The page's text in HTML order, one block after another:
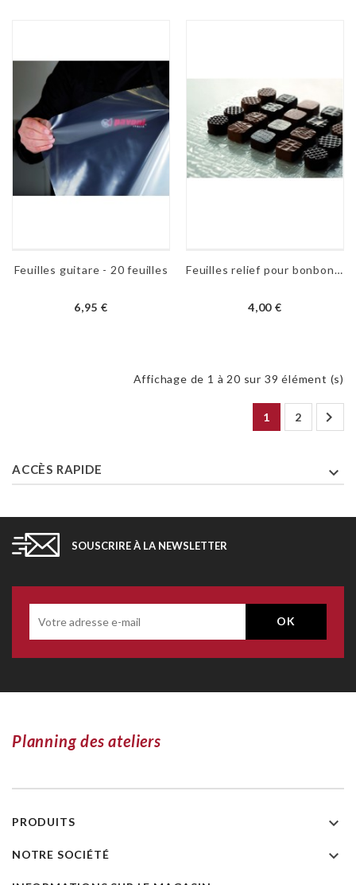
Feuilles guitare - 20 feuilles
6,95 €
Feuilles relief pour bonbon - plusieurs textures
4,00 €
Affichage de 1 à 20 sur 39 élément (s)
1 2 
ACCÈS RAPIDE 
SOUSCRIRE À LA NEWSLETTER
Planning des ateliers
PRODUITS 
NOTRE SOCIÉTÉ 